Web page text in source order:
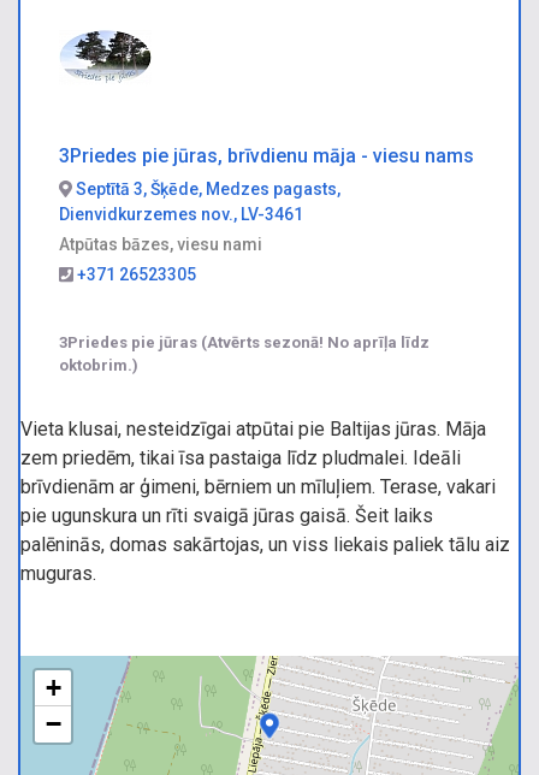
3Priedes pie jūras, brīvdienu māja - viesu nams
Septītā 3, Šķēde, Medzes pagasts,
Dienvidkurzemes nov., LV-3461
Atpūtas bāzes, viesu nami
+371 26523305
3Priedes pie jūras (Atvērts sezonā! No aprīļa līdz
oktobrim.)
Vieta klusai, nesteidzīgai atpūtai pie Baltijas jūras. Māja
zem priedēm, tikai īsa pastaiga līdz pludmalei. Ideāli
brīvdienām ar ģimeni, bērniem un mīluļiem. Terase, vakari
pie ugunskura un rīti svaigā jūras gaisā. Šeit laiks
palēninās, domas sakārtojas, un viss liekais paliek tālu aiz
muguras.
+
−